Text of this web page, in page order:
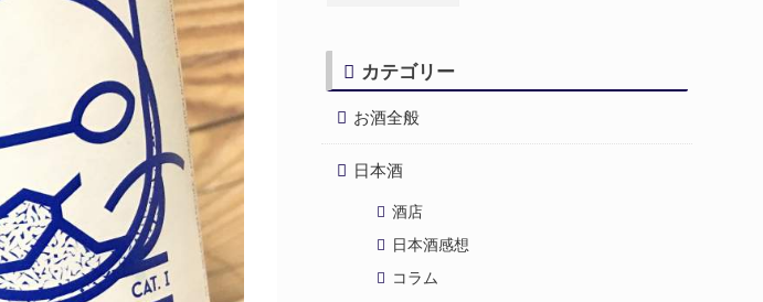
カテゴリー
お酒全般
日本酒
酒店
日本酒感想
コラム